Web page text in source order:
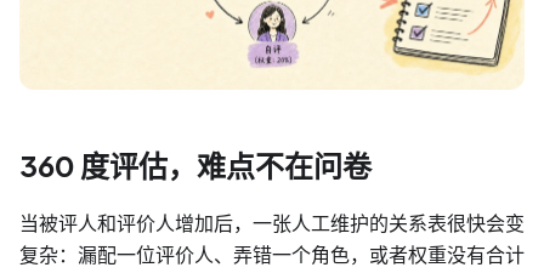
360 度评估，难点不在问卷
当被评人和评价人增加后，一张人工维护的关系表很快会变
复杂：漏配一位评价人、弄错一个角色，或者权重没有合计